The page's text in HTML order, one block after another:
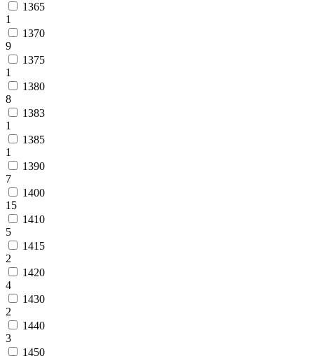
1365
1
1370
9
1375
1
1380
8
1383
1
1385
1
1390
7
1400
15
1410
5
1415
2
1420
4
1430
2
1440
3
1450